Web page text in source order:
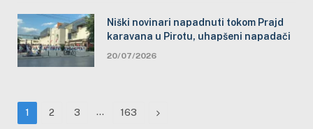
Niški novinari napadnuti tokom Prajd
karavana u Pirotu, uhapšeni napadači
20/07/2026
1 2 3 … 163 Next